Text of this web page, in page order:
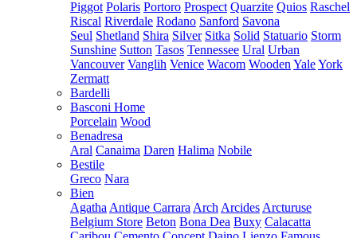
Piggot Polaris Portoro Prospect Quarzite Quios Raschel
Riscal Riverdale Rodano Sanford Savona
Seul Shetland Shira Silver Sitka Solid Statuario Storm
Sunshine Sutton Tasos Tennessee Ural Urban
Vancouver Vanglih Venice Wacom Wooden YaleYork
Zermatt
Bardelli
Basconi Home
Porcelain Wood
Benadresa
Aral Canaima Daren Halima Nobile
Bestile
Greco Nara
Bien
Agatha Antique Carrara Arch Arcides Arcturuse
Belgium Store Beton Bona Dea Buxy Calacatta